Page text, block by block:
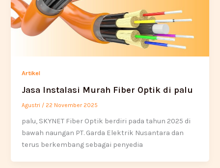
Artikel
Jasa Instalasi Murah Fiber Optik di palu
Agustri / 22 November 2025
palu, SKYNET Fiber Optik berdiri pada tahun 2025 di
bawah naungan PT. Garda Elektrik Nusantara dan
terus berkembang sebagai penyedia